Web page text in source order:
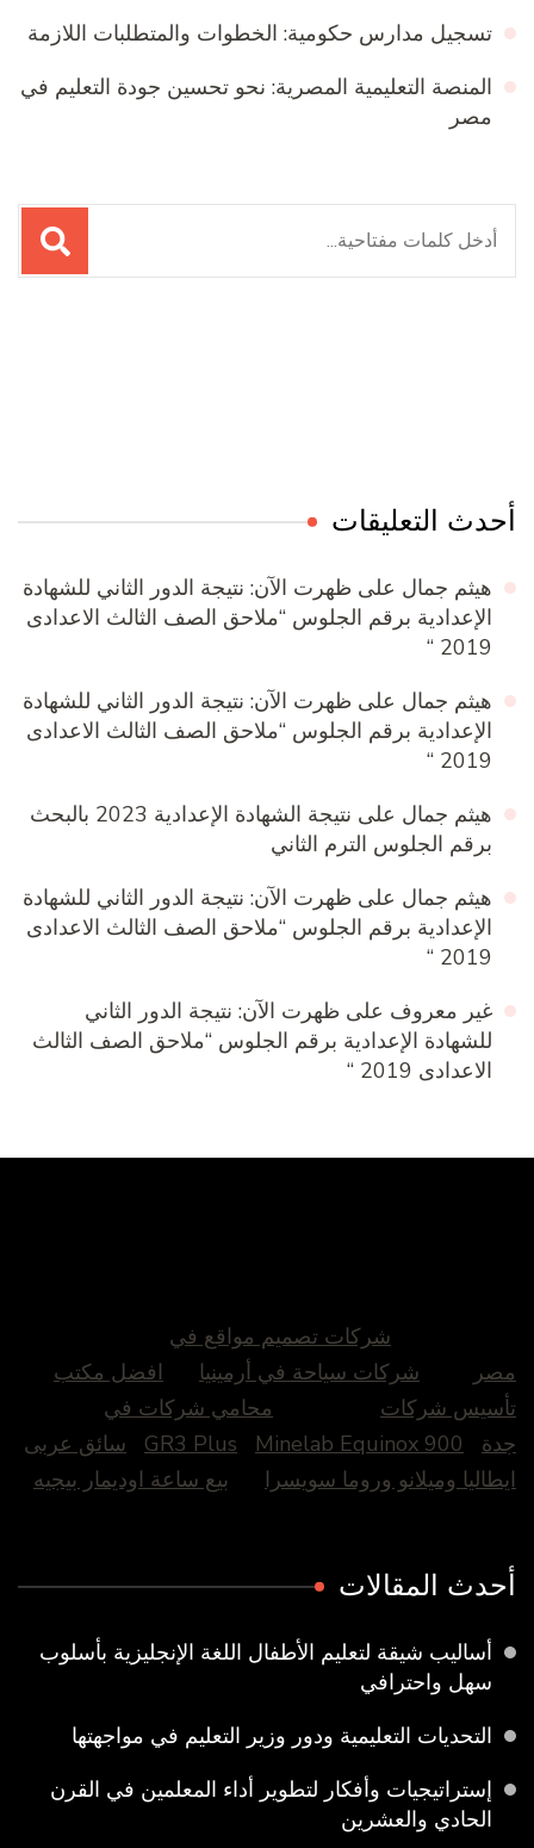
تسجيل مدارس حكومية: الخطوات والمتطلبات اللازمة
المنصة التعليمية المصرية: نحو تحسين جودة التعليم في
مصر
البحث
عن:
أحدث التعليقات
هيثم جمال على ظهرت الآن: نتيجة الدور الثاني للشهادة
الإعدادية برقم الجلوس “ملاحق الصف الثالث الاعدادى
2019 “
هيثم جمال على ظهرت الآن: نتيجة الدور الثاني للشهادة
الإعدادية برقم الجلوس “ملاحق الصف الثالث الاعدادى
2019 “
هيثم جمال على
نتيجة الشهادة الإعدادية 2023 بالبحث
برقم الجلوس الترم الثاني
هيثم جمال على ظهرت الآن: نتيجة الدور الثاني للشهادة
الإعدادية برقم الجلوس “ملاحق الصف الثالث الاعدادى
2019 “
غير معروف على ظهرت الآن: نتيجة الدور الثاني
للشهادة الإعدادية برقم الجلوس “ملاحق الصف الثالث
الاعدادى 2019 “
شركات تصميم مواقع في
مصر
شركات سياحة في أرمينيا
افضل مكتب
تأسيس شركات
محامي شركات في
جدة
GR3 Plus Minelab Equinox 900
سائق عربى
ايطاليا وميلانو وروما سويسرا
بيع ساعة اوديمار بيجيه
أحدث المقالات
أساليب شيقة لتعليم الأطفال اللغة الإنجليزية بأسلوب
سهل واحترافي
التحديات التعليمية ودور وزير التعليم في مواجهتها
إستراتيجيات وأفكار لتطوير أداء المعلمين في القرن
الحادي والعشرين